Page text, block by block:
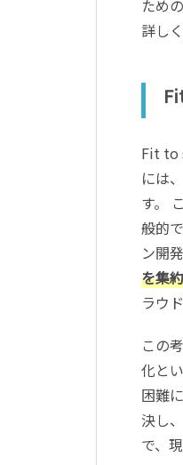
ため
詳し
Fit to
には
す。
般的
ン開
を集
ラウ
この
化と
困難
決し
で、